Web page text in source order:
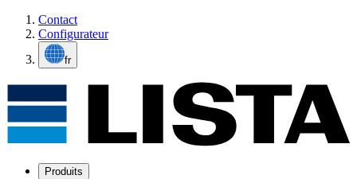
Contact
Configurateur
fr
Produits